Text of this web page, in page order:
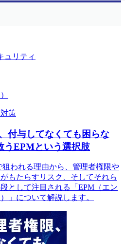
ュリティ
策
付与してなくても困らな
うEPMという選択肢
狙われる理由から、管理者権限や
もたらすリスク、そしてそれら
として注目される「EPM（エン
」について解説します。